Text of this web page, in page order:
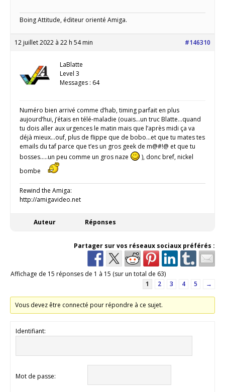
Boing Attitude, éditeur orienté Amiga.
12 juillet 2022 à 22 h 54 min #146310
LaBlatte
Level 3
Messages : 64
Numéro bien arrivé comme d’hab, timing parfait en plus
aujourd’hui, j’étais en télé-maladie (ouais…un truc Blatte…quand
tu dois aller aux urgences le matin mais que l’après midi ça va
déjà mieux…ouf, plus de flippe que de bobo…et que tu mates tes
emails du taf parce que t’es un gros geek de m@#!@ et que tu
bosses…..un peu comme un gros naze
), donc bref, nickel
bombe
Rewind the Amiga:
http://amigavideo.net
Auteur Réponses
Partager sur vos réseaux sociaux préférés :
Affichage de 15 réponses de 1 à 15 (sur un total de 63)
1
2 3 4 5 →
Vous devez être connecté pour répondre à ce sujet.
Identifiant:
Mot de passe: